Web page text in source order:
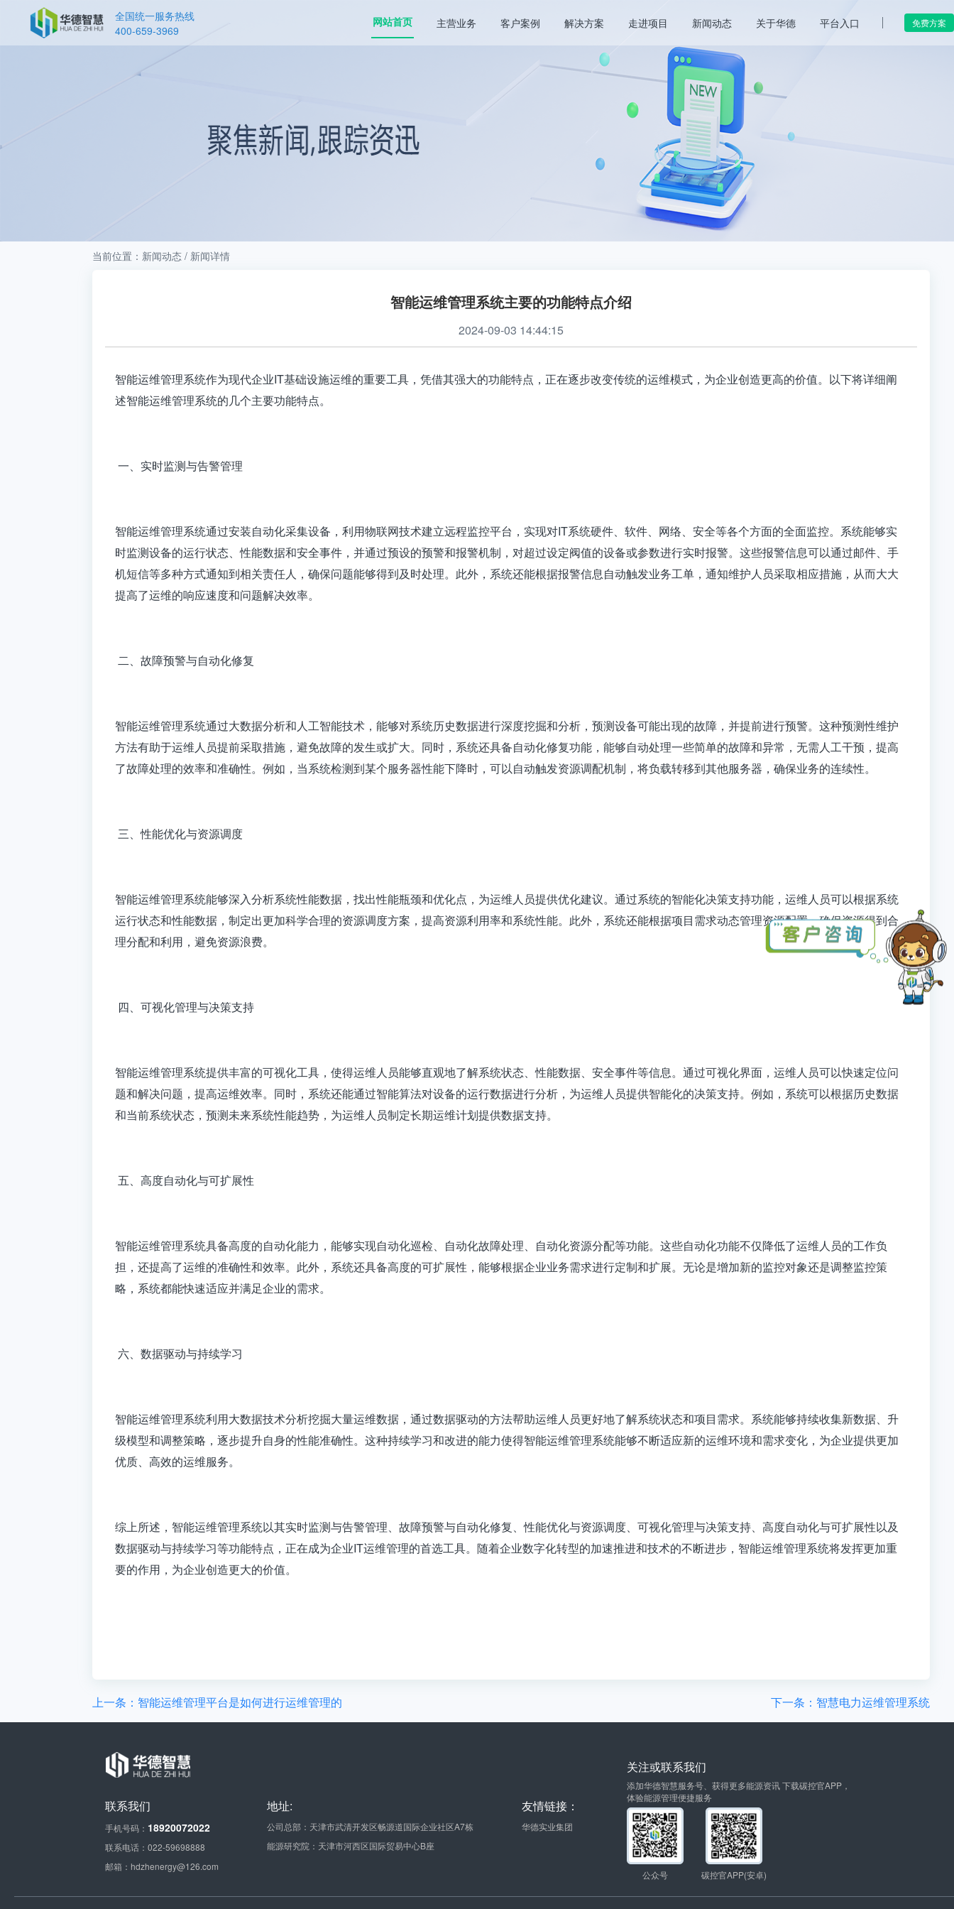
全国统一服务热线
400-659-3969
网站首页 主营业务 客户案例 解决方案 走进项目 新闻动态 关于华德 平台入口 免费方案
当前位置：新闻动态 / 新闻详情
智能运维管理系统主要的功能特点介绍
2024-09-03 14:44:15
智能运维管理系统作为现代企业IT基础设施运维的重要工具，凭借其强大的功能特点，正在逐步改变传统的运维模式，为企业创造更高的价值。以下将详细阐
述智能运维管理系统的几个主要功能特点。
一、实时监测与告警管理
智能运维管理系统通过安装自动化采集设备，利用物联网技术建立远程监控平台，实现对IT系统硬件、软件、网络、安全等各个方面的全面监控。系统能够实
时监测设备的运行状态、性能数据和安全事件，并通过预设的预警和报警机制，对超过设定阀值的设备或参数进行实时报警。这些报警信息可以通过邮件、手
机短信等多种方式通知到相关责任人，确保问题能够得到及时处理。此外，系统还能根据报警信息自动触发业务工单，通知维护人员采取相应措施，从而大大
提高了运维的响应速度和问题解决效率。
二、故障预警与自动化修复
智能运维管理系统通过大数据分析和人工智能技术，能够对系统历史数据进行深度挖掘和分析，预测设备可能出现的故障，并提前进行预警。这种预测性维护
方法有助于运维人员提前采取措施，避免故障的发生或扩大。同时，系统还具备自动化修复功能，能够自动处理一些简单的故障和异常，无需人工干预，提高
了故障处理的效率和准确性。例如，当系统检测到某个服务器性能下降时，可以自动触发资源调配机制，将负载转移到其他服务器，确保业务的连续性。
三、性能优化与资源调度
智能运维管理系统能够深入分析系统性能数据，找出性能瓶颈和优化点，为运维人员提供优化建议。通过系统的智能化决策支持功能，运维人员可以根据系统
运行状态和性能数据，制定出更加科学合理的资源调度方案，提高资源利用率和系统性能。此外，系统还能根据项目需求动态管理资源配置，确保资源得到合
理分配和利用，避免资源浪费。
四、可视化管理与决策支持
智能运维管理系统提供丰富的可视化工具，使得运维人员能够直观地了解系统状态、性能数据、安全事件等信息。通过可视化界面，运维人员可以快速定位问
题和解决问题，提高运维效率。同时，系统还能通过智能算法对设备的运行数据进行分析，为运维人员提供智能化的决策支持。例如，系统可以根据历史数据
和当前系统状态，预测未来系统性能趋势，为运维人员制定长期运维计划提供数据支持。
五、高度自动化与可扩展性
智能运维管理系统具备高度的自动化能力，能够实现自动化巡检、自动化故障处理、自动化资源分配等功能。这些自动化功能不仅降低了运维人员的工作负
担，还提高了运维的准确性和效率。此外，系统还具备高度的可扩展性，能够根据企业业务需求进行定制和扩展。无论是增加新的监控对象还是调整监控策
略，系统都能快速适应并满足企业的需求。
六、数据驱动与持续学习
智能运维管理系统利用大数据技术分析挖掘大量运维数据，通过数据驱动的方法帮助运维人员更好地了解系统状态和项目需求。系统能够持续收集新数据、升
级模型和调整策略，逐步提升自身的性能准确性。这种持续学习和改进的能力使得智能运维管理系统能够不断适应新的运维环境和需求变化，为企业提供更加
优质、高效的运维服务。
综上所述， 智能运维管理系统以其实时监测与告警管理、故障预警与自动化修复、性能优化与资源调度、可视化管理与决策支持、高度自动化与可扩展性以及
数据驱动与持续学习等功能特点，正在成为企业IT运维管理的首选工具。随着企业数字化转型的加速推进和技术的不断进步，智能运维管理系统将发挥更加重
要的作用，为企业创造更大的价值。
上一条：智能运维管理平台是如何进行运维管理的 下一条：智慧电力运维管理系统
联系我们
手机号码： 18920072022
联系电话：022-59698888
邮箱：hdzhenergy@126.com
地址:
公司总部：天津市武清开发区畅源道国际企业社区A7栋
能源研究院：天津市河西区国际贸易中心B座
友情链接：
华德实业集团
关注或联系我们
添加华德智慧服务号、获得更多能源资讯 下载碳控官APP，
体验能源管理便捷服务
公众号 碳控官APP(安卓)